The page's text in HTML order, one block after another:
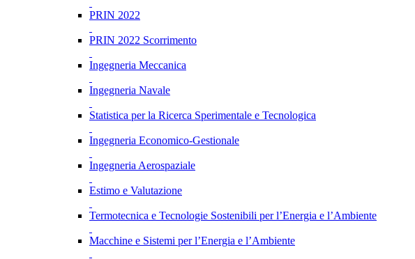
PRIN 2022
PRIN 2022 Scorrimento
Ingegneria Meccanica
Ingegneria Navale
Statistica per la Ricerca Sperimentale e Tecnologica
Ingegneria Economico-Gestionale
Ingegneria Aerospaziale
Estimo e Valutazione
Termotecnica e Tecnologie Sostenibili per l’Energia e l’Ambiente
Macchine e Sistemi per l’Energia e l’Ambiente